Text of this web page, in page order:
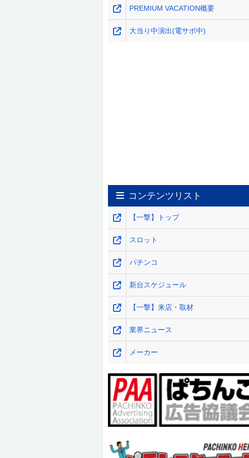
PREMIUM VACATION概要
大当り中演出(電サポ中)
コンテンツリスト
【一撃】トップ
スロット
パチンコ
新台スケジュール
【一撃】来店・取材
業界ニュース
メーカー